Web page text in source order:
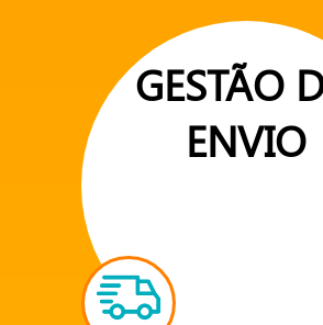
GESTÃO
ENVIO